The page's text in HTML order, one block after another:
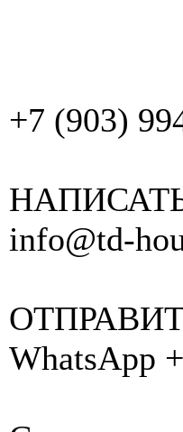
+7 (903)
info@td-
WhatsApp